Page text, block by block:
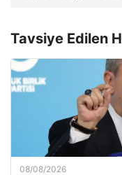
Tavsiye Edilen
08/08/2026